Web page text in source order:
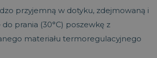
przyjemną w dotyku, zdejmowaną i
do prania (30°C) poszewkę z
materiału termoregulacyjnego